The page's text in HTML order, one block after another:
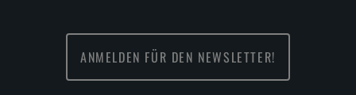
ANMELDEN FÜR DEN NEWSLETTER!